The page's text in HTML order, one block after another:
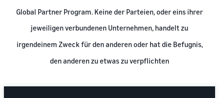
Global Partner Program. Keine der Parteien, oder eins ihrer
jeweiligen verbundenen Unternehmen, handelt zu
irgendeinem Zweck für den anderen oder hat die Befugnis,
den anderen zu etwas zu verpflichten